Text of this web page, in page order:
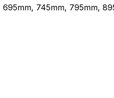
745mm, 795mm,